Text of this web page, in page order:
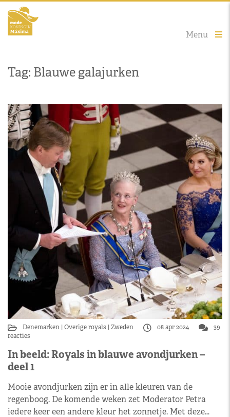
Menu
Tag: Blauwe galajurken
Denemarken Overige royals Zweden 08 apr 2024
39
reacties
In beeld: Royals in blauwe avondjurken –
deel 1
Mooie avondjurken zijn er in alle kleuren van de
regenboog. De komende weken zet Moderator Petra
iedere keer een andere kleur het zonnetje. Met deze…